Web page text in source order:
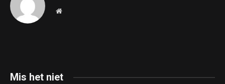
Website
Mis het niet